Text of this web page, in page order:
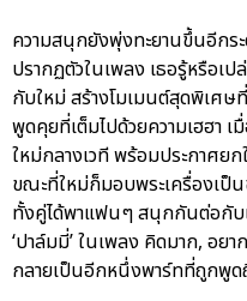
ความสนุกยังพุ่งทะยานขึ้นอีกร
ปรากฏตัวในเพลง เธอรู้หรือเ
กับใหม่ สร้างโมเมนต์สุดพิเศษ
พูดคุยที่เต็มไปด้วยความเฮฮา
ใหม่กลางเวที พร้อมประกาศ
ขณะที่ใหม่ก็มอบพระเครื่องเ
ทั้งคู่ได้พาแฟนๆ สนุกกันต่อกับ
‘ปาล์มมี่’ ในเพลง คิดมาก, อย
กลายเป็นอีกหนึ่งพาร์ทที่ถูกพูด